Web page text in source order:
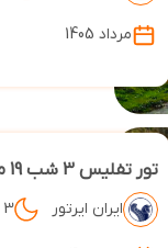
مرداد 1405
تور تفلیس 3 شب 19 مرداد
ایران ایرتور 3 شب